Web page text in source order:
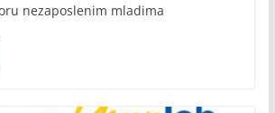
nezaposlenim mladima